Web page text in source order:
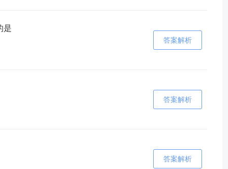
是
答案解析
答案解析
答案解析